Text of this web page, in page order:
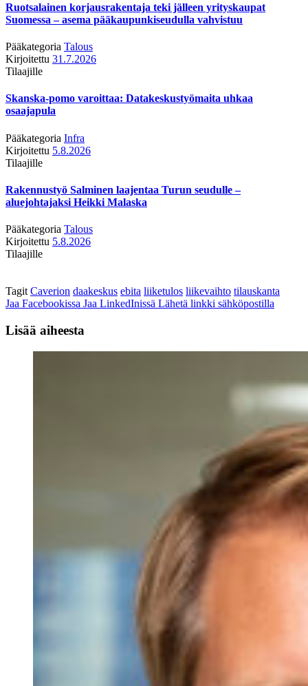
Ruotsalainen korjausrakentaja teki jälleen yrityskaupat
Suomessa – asema pääkaupunkiseudulla vahvistuu
Pääkategoria Talous
Kirjoitettu 31.7.2026
Tilaajille
Skanska-pomo varoittaa: Datakeskustyömaita uhkaa
osaajapula
Pääkategoria Infra
Kirjoitettu 5.8.2026
Tilaajille
Rakennustyö Salminen laajentaa Turun seudulle –
aluejohtajaksi Heikki Malaska
Pääkategoria Talous
Kirjoitettu 5.8.2026
Tilaajille
Tagit Caverion daakeskus ebita liiketulos liikevaihto tilauskanta
Jaa Facebookissa Jaa LinkedInissä Lähetä linkki sähköpostilla
Lisää aiheesta